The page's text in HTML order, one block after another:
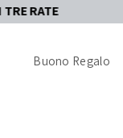
Buono Regalo